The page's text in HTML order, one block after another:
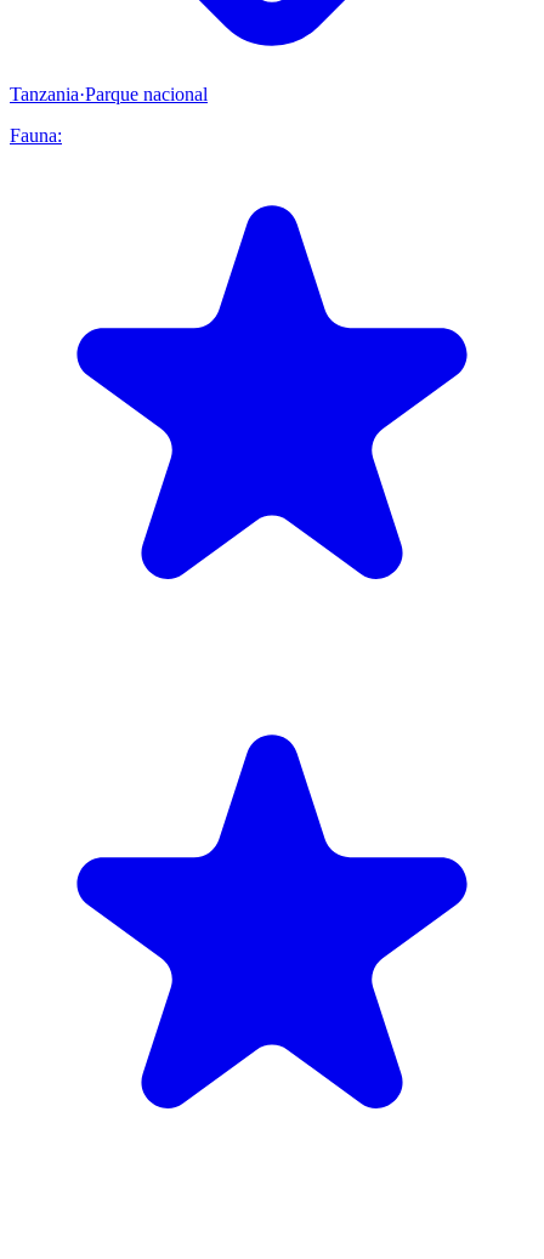
Tanzania·Parque nacional
Fauna: